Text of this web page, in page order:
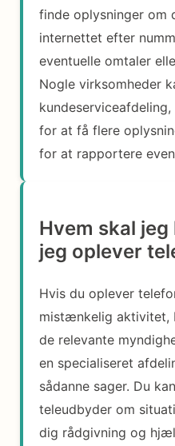
finde oplysninger om
internettet efter
eventuelle omtaler
Nogle virksomheder
for at få flere
for at rapportere
Hvem skal
jeg oplever
Hvis du oplever
mistænkelig aktivitet,
de relevante
en specialiseret
sådanne sager. Du
teleudbyder om
dig rådgivning og